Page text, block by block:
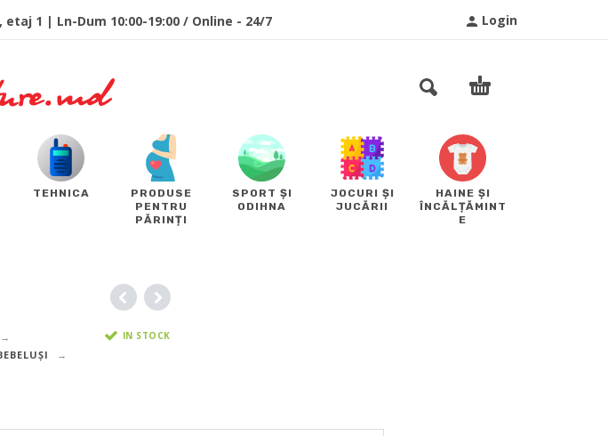
Login
etaj 1 | Ln-Dum 10:00-19:00 / Online - 24/7
TEHNICA
PRODUSE
PENTRU
PĂRINȚI
SPORT ȘI
ODIHNA
JOCURI ȘI
JUCĂRII
HAINE ȘI
ÎNCĂLȚĂMINT
E
IN STOCK